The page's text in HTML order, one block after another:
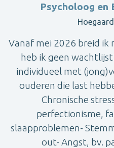
Psycholoog en
Vanaf mei 2026 breid
heb ik geen
individueel met
ouderen die last
Chronische
perfectionisme,
slaapproblemen-
out- Angst, bv.